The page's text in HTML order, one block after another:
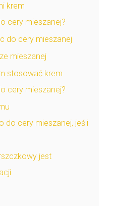
krem
cery mieszanej?
do cery mieszanej
mieszanej
stosować krem
cery mieszanej?
do cery mieszanej, jeśli
jest